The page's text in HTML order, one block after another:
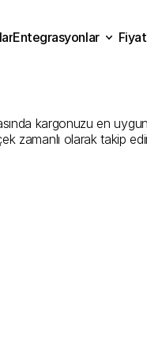
kargonuzu en
zamanlı olarak takip
Entegrasyonlar